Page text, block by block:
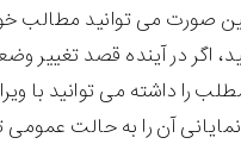
صورت می توانید مطالب
اگر در آینده قصد تغییر
را داشته می توانید با
آن را به حالت عمومی